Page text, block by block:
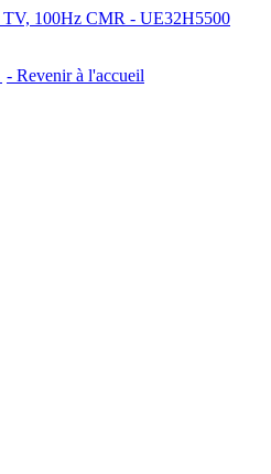
100Hz CMR - UE32H5500
- Revenir à l'accueil